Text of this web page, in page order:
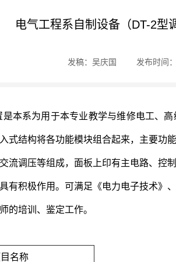
电气工程系自制设备（DT-2型
发稿：吴庆国 发布时间
本系为用于本专业教学与维修电工、
式结构将各功能模块组合起来，主要功
流调压等组成，面板上印有主电路、控
有积极作用。可满足《电力电子技术》
的培训、鉴定工作。
名称